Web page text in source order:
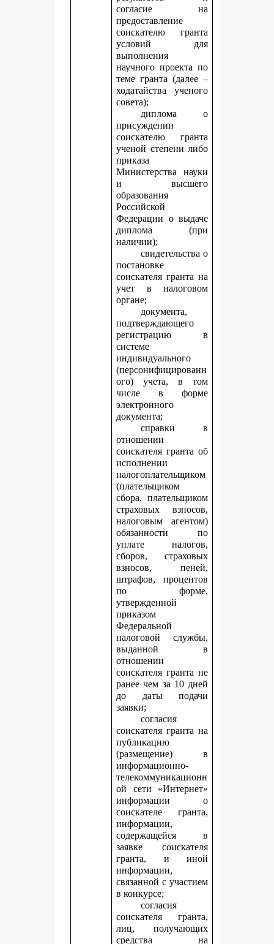
согласие на
предоставление
соискателю гранта
условий для
выполнения
научного проекта по
теме гранта (далее –
ходатайства ученого
совета);
диплома о
присуждении
соискателю гранта
ученой степени либо
приказа
Министерства науки
и высшего
образования
Российской
Федерации о выдаче
диплома (при
наличии);
свидетельства о
постановке
соискателя гранта на
учет в налоговом
органе;
документа,
подтверждающего
регистрацию в
системе
индивидуального
(персонифицированн
ого) учета, в том
числе в форме
электронного
документа;
справки в
отношении
соискателя гранта об
исполнении
налогоплательщиком
(плательщиком
сбора, плательщиком
страховых взносов,
налоговым агентом)
обязанности по
уплате налогов,
сборов, страховых
взносов, пеней,
штрафов, процентов
по форме,
утвержденной
приказом
Федеральной
налоговой службы,
выданной в
отношении
соискателя гранта не
ранее чем за 10 дней
до даты подачи
заявки;
согласия
соискателя гранта на
публикацию
(размещение) в
информационно-
телекоммуникационн
ой сети «Интернет»
информации о
соискателе гранта,
информации,
содержащейся в
заявке соискателя
гранта, и иной
информации,
связанной с участием
в конкурсе;
согласия
соискателя гранта,
лиц, получающих
средства на